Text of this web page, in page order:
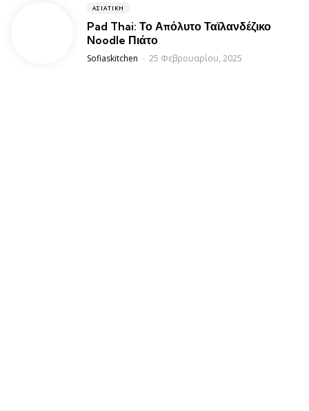
ΑΣΙΑΤΙΚΉ
Pad Thai: Το Απόλυτο Ταϊλανδέζικο
Noodle Πιάτο
Posted
Sofiaskitchen 25 Φεβρουαρίου, 2025